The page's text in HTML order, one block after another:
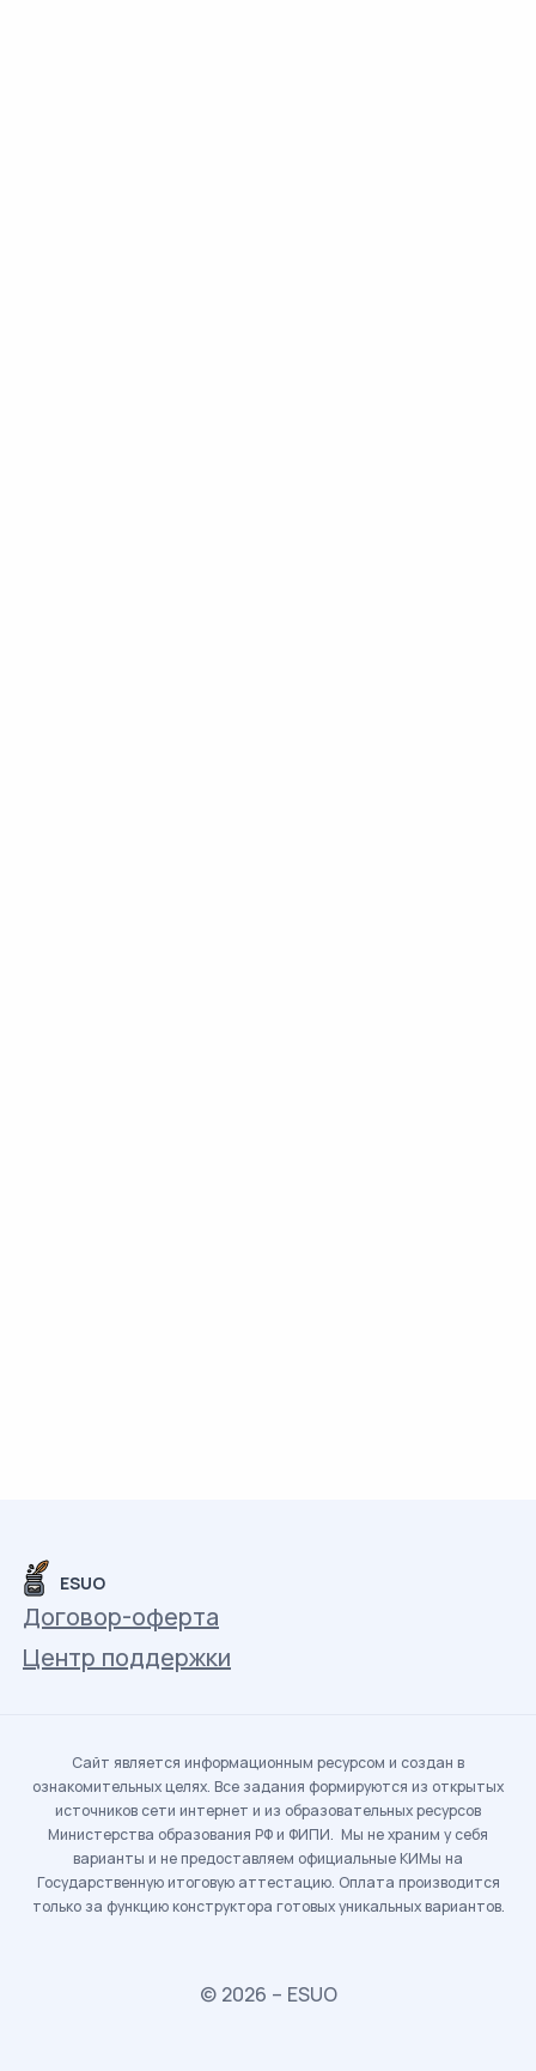
ESUO
Договор-оферта
Центр поддержки
Сайт является информационным ресурсом и создан в
ознакомительных целях. Все задания формируются из открытых
источников сети интернет и из образовательных ресурсов
Министерства образования РФ и ФИПИ. Мы не храним у себя
варианты и не предоставляем официальные КИМы на
Государственную итоговую аттестацию. Оплата производится
только за функцию конструктора готовых уникальных вариантов.
© 2026 – ESUO